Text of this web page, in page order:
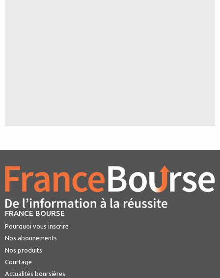
FRANCE BOURSE
Pourquoi vous inscrire
Nos abonnements
Nos produits
Courtage
Actualités boursières